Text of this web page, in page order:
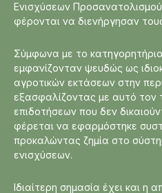
Ενισχύσεων Προσανατολισμού
φέρονται να διενήργησαν
Σύμφωνα με το
εμφανίζονταν ψευδώς ως
αγροτικών εκτάσεων στην
εξασφαλίζοντας με αυτό τον
επιδοτήσεων που δεν
φέρεται να εφαρμόστηκε
προκαλώντας ζημία στο
ενισχύσεων.
Ιδιαίτερη σημασία έχει και η